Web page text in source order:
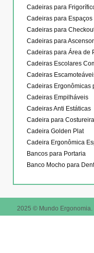
Cadeiras para
Cadeiras para
Cadeiras para
Cadeiras para
Cadeiras para Área de
Cadeiras Escolares
Cadeiras
Cadeiras Ergonômicas
Cadeiras Empilháveis
Cadeiras Anti Estáticas
Cadeira para Costureira
Cadeira Golden Plat
Cadeira Ergonômica
Bancos para Portaria
Banco Mocho para
2025 © Mundo Ergonomia.